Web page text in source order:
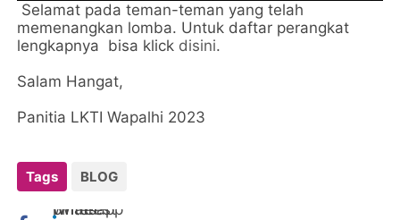
Selamat pada teman-teman yang telah
memenangkan lomba. Untuk daftar perangkat
lengkapnya bisa klick disini.
Salam Hangat,
Panitia LKTI Wapalhi 2023
Tags BLOG
twitter
whatsapp
pinterest